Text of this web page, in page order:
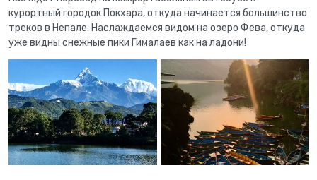
курортный городок Покхара, откуда начинается большинство
треков в Непале. Наслаждаемся видом на озеро Фева, откуда
уже видны снежные пики Гималаев как на ладони!